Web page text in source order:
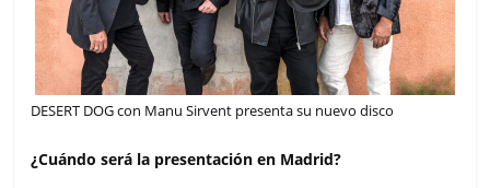
DESERT DOG con Manu Sirvent presenta su nuevo disco
¿Cuándo será la presentación en Madrid?